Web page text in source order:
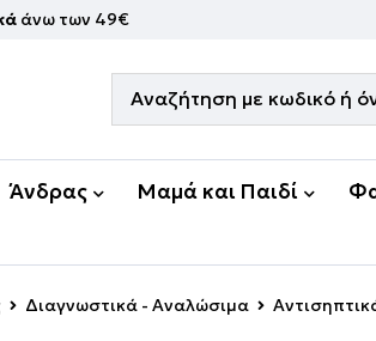
άνω των 49€
Άνδρας Μαμά και Παιδί
Διαγνωστικά - Αναλώσιμα